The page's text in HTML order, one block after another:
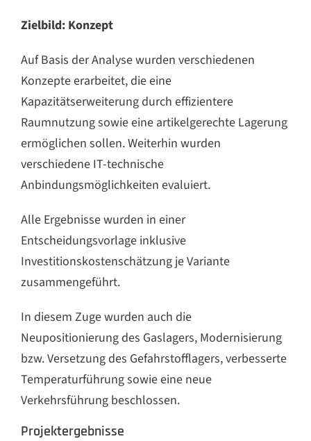
Zielbild: Konzept
Auf Basis der Analyse wurden verschiedenen
Konzepte erarbeitet, die eine
Kapazitätserweiterung durch effizientere
Raumnutzung sowie eine artikelgerechte Lagerung
ermöglichen sollen. Weiterhin wurden
verschiedene IT-technische
Anbindungsmöglichkeiten evaluiert.
Alle Ergebnisse wurden in einer
Entscheidungsvorlage inklusive
Investitionskostenschätzung je Variante
zusammengeführt.
In diesem Zuge wurden auch die
Neupositionierung des Gaslagers, Modernisierung
bzw. Versetzung des Gefahrstofflagers, verbesserte
Temperaturführung sowie eine neue
Verkehrsführung beschlossen.
Projektergebnisse